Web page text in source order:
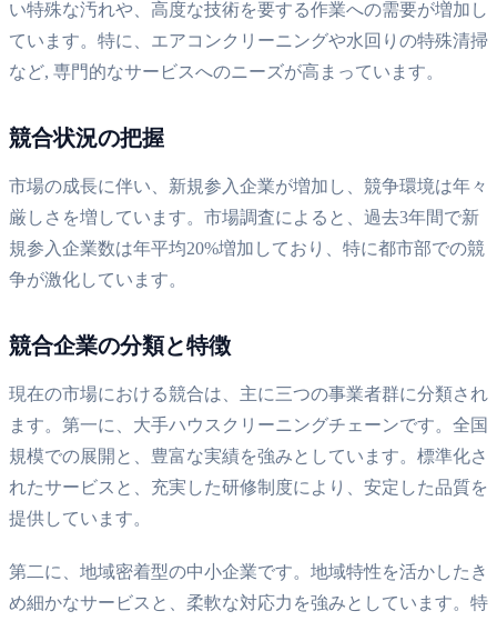
い特殊な汚れや、高度な技術を要する作業への需要が増加し
ています。特に、エアコンクリーニングや水回りの特殊清掃
など, 専門的なサービスへのニーズが高まっています。
競合状況の把握
市場の成長に伴い、新規参入企業が増加し、競争環境は年々
厳しさを増しています。市場調査によると、過去3年間で新
規参入企業数は年平均20%増加しており、特に都市部での競
争が激化しています。
競合企業の分類と特徴
現在の市場における競合は、主に三つの事業者群に分類され
ます。第一に、大手ハウスクリーニングチェーンです。全国
規模での展開と、豊富な実績を強みとしています。標準化さ
れたサービスと、充実した研修制度により、安定した品質を
提供しています。
第二に、地域密着型の中小企業です。地域特性を活かしたき
め細かなサービスと、柔軟な対応力を強みとしています。特